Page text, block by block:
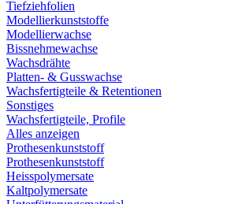
Tiefziehfolien
Modellierkunststoffe
Modellierwachse
Bissnehmewachse
Wachsdrähte
Platten- & Gusswachse
Wachsfertigteile & Retentionen
Sonstiges
Wachsfertigteile, Profile
Alles anzeigen
Prothesenkunststoff
Prothesenkunststoff
Heisspolymersate
Kaltpolymersate